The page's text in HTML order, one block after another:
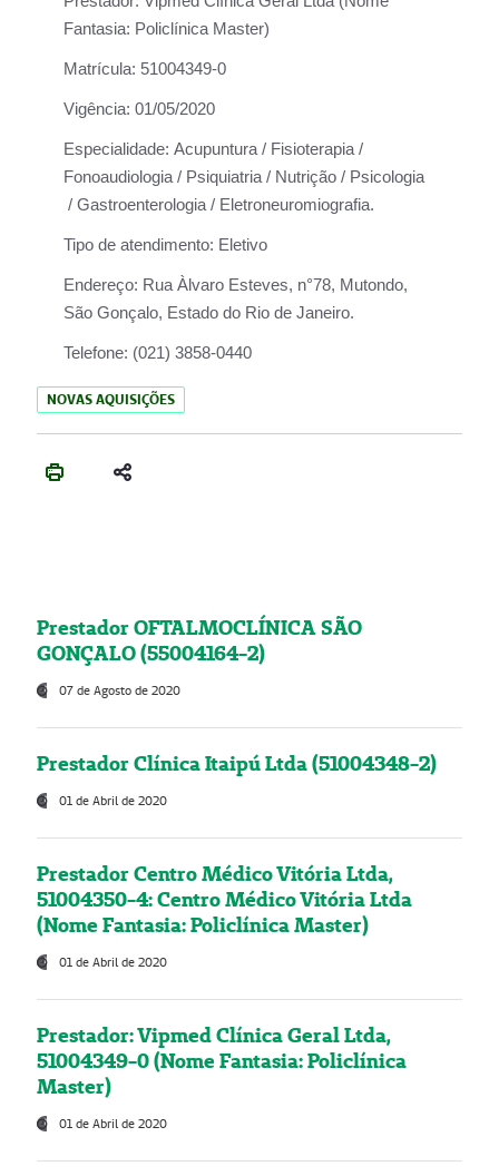
Fantasia: Policlínica Master)
Matrícula: 51004349-0
Vigência: 01/05/2020
Especialidade: Acupuntura / Fisioterapia /
Fonoaudiologia / Psiquiatria / Nutrição / Psicologia
/ Gastroenterologia / Eletroneuromiografia.
Tipo de atendimento: Eletivo
Endereço: Rua Àlvaro Esteves, n°78, Mutondo,
São Gonçalo, Estado do Rio de Janeiro.
Telefone: (021) 3858-0440
NOVAS AQUISIÇÕES
Prestador OFTALMOCLÍNICA SÃO
GONÇALO (55004164-2)
07 de Agosto de 2020
Prestador Clínica Itaipú Ltda (51004348-2)
01 de Abril de 2020
Prestador Centro Médico Vitória Ltda,
51004350-4: Centro Médico Vitória Ltda
(Nome Fantasia: Policlínica Master)
01 de Abril de 2020
Prestador: Vipmed Clínica Geral Ltda,
51004349-0 (Nome Fantasia: Policlínica
Master)
01 de Abril de 2020